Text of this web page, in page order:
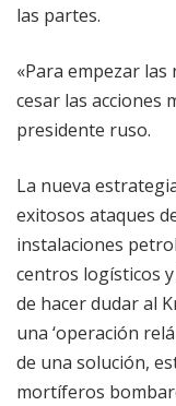
las partes.
«Para empezar las
cesar las acciones
presidente ruso.
La nueva
exitosos ataques
instalaciones
centros logísticos
de hacer dudar al
una ‘operación
de una solución,
mortíferos